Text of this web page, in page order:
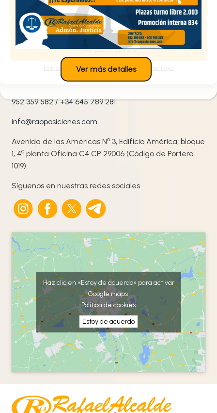
Aceptar
Denegar
Ver preferencias
Política de cookiesPolítica de privacidad
Contacta con nosotros
¡Te ayudamos!
952 359 582/+34 645 789 281
info@raoposiciones.com
Avenida de las Américas No 3, Edificio América; bloque
1, 4ª planta Oficina C4 CP 29006 (Código de Portero
1019)
Síguenos en nuestras redes sociales
Haz clic en «Estoy de acuerdo» para activar
Google maps
Política de cookies
Estoy de acuerdo
Ver más detalles